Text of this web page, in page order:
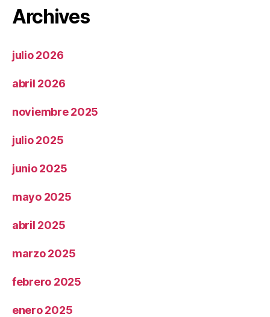
Archives
julio 2026
abril 2026
noviembre 2025
julio 2025
junio 2025
mayo 2025
abril 2025
marzo 2025
febrero 2025
enero 2025